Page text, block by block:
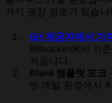
가지 권장 경로가 있습니
Git 제공자에서 가
Bitbucket에서 기
져옵니다.
Blank 템플릿 포크
빈 개발 환경에서